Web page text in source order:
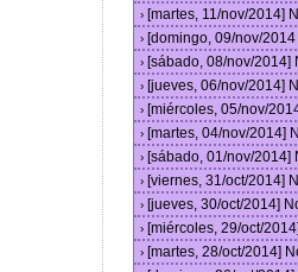
› [martes, 11/nov/2014]
› [domingo, 09/nov/
› [sábado, 08/nov/
› [jueves, 06/nov/2014]
› [miércoles, 05/nov/
› [martes, 04/nov/2014]
› [sábado, 01/nov/
› [viernes, 31/oct/2014]
› [jueves, 30/oct/2014]
› [miércoles, 29/oct/
› [martes, 28/oct/2014]